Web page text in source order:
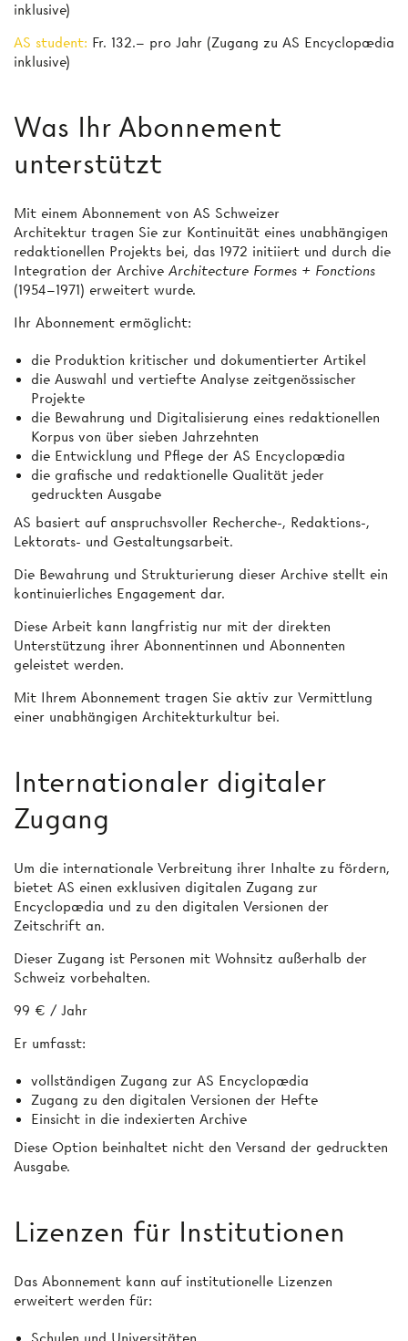
inklusive)
AS student: Fr. 132.– pro Jahr (Zugang zu AS Encyclopædia
inklusive)
Was Ihr Abonnement
unterstützt
Mit einem Abonnement von AS Schweizer
Architektur tragen Sie zur Kontinuität eines unabhängigen
redaktionellen Projekts bei, das 1972 initiiert und durch die
Integration der Archive Architecture Formes + Fonctions
(1954–1971) erweitert wurde.
Ihr Abonnement ermöglicht:
die Produktion kritischer und dokumentierter Artikel
die Auswahl und vertiefte Analyse zeitgenössischer
Projekte
die Bewahrung und Digitalisierung eines redaktionellen
Korpus von über sieben Jahrzehnten
die Entwicklung und Pflege der AS Encyclopædia
die grafische und redaktionelle Qualität jeder
gedruckten Ausgabe
AS basiert auf anspruchsvoller Recherche-, Redaktions-,
Lektorats- und Gestaltungsarbeit.
Die Bewahrung und Strukturierung dieser Archive stellt ein
kontinuierliches Engagement dar.
Diese Arbeit kann langfristig nur mit der direkten
Unterstützung ihrer Abonnentinnen und Abonnenten
geleistet werden.
Mit Ihrem Abonnement tragen Sie aktiv zur Vermittlung
einer unabhängigen Architekturkultur bei.
Internationaler digitaler
Zugang
Um die internationale Verbreitung ihrer Inhalte zu fördern,
bietet AS einen exklusiven digitalen Zugang zur
Encyclopædia und zu den digitalen Versionen der
Zeitschrift an.
Dieser Zugang ist Personen mit Wohnsitz außerhalb der
Schweiz vorbehalten.
99 € / Jahr
Er umfasst:
vollständigen Zugang zur AS Encyclopædia
Zugang zu den digitalen Versionen der Hefte
Einsicht in die indexierten Archive
Diese Option beinhaltet nicht den Versand der gedruckten
Ausgabe.
Lizenzen für Institutionen
Das Abonnement kann auf institutionelle Lizenzen
erweitert werden für: